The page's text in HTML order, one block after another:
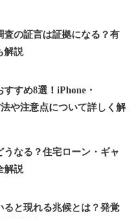
査の証言は証拠になる？有
解説
すめ8選！iPhone・
や注意点について詳しく解
うなる？住宅ローン・ギャ
解説
ると現れる兆候とは？発覚